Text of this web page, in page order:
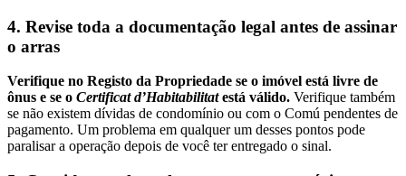
4. Revise toda a documentação legal antes de assinar
o arras
Verifique no Registo da Propriedade se o imóvel está livre de
ônus e se o Certificat d’Habitabilitatestá válido. Verifique também
se não existem dívidas de condomínio ou com o Comú pendentes de
pagamento. Um problema em qualquer um desses pontos pode
paralisar a operação depois de você ter entregado o sinal.